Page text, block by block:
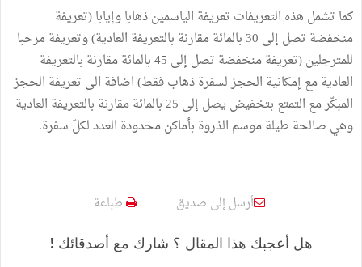
كما تشمل هذه التعريفات تعريفة الياسمين ذهابا وإيابا (تعريفة
منخفضة تصل إلى 30 بالمائة مقارنة بالتعريفة العادية) وتعريفة مرحبا
للمترجلين (تعريفة منخفضة تصل إلى 45 بالمائة مقارنة بالتعريفة
العادية مع إمكانية الحجز لسفرة ذهاب فقط) اضافة الى تعريفة الحجز
المبكّر مع التمتع بتخفيض يصل إلى 25 بالمائة مقارنة بالتعريفة العادية
وهي صالحة طيلة موسم الذروة بأماكن محدودة العدد لكلّ سفرة.
أرسل إلى صديق طباعة
هل أعجبك هذا المقال ؟ شارك مع أصدقائك !